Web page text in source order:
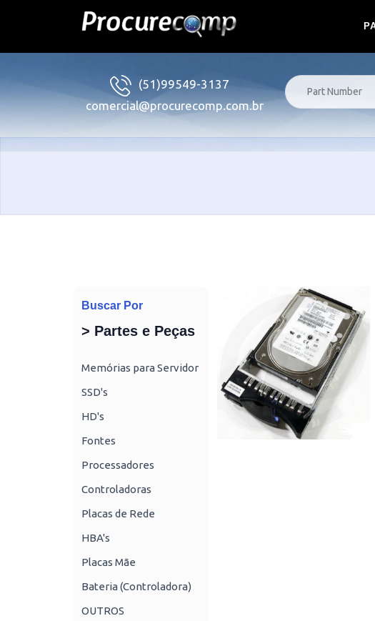
(51)99549-3137
comercial@procurecomp.com.br
Buscar Por
> Partes e Peças
Memórias para Servidor
SSD's
HD's
Fontes
Processadores
Controladoras
Placas de Rede
HBA's
Placas Mãe
Bateria (Controladora)
OUTROS